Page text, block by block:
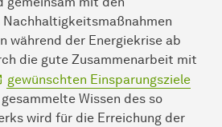
während der Energiekrise ab
die gute Zusammenarbeit mit
gewünschten Einsparungsziele
gesammelte Wissen des so
wird für die Erreichung der